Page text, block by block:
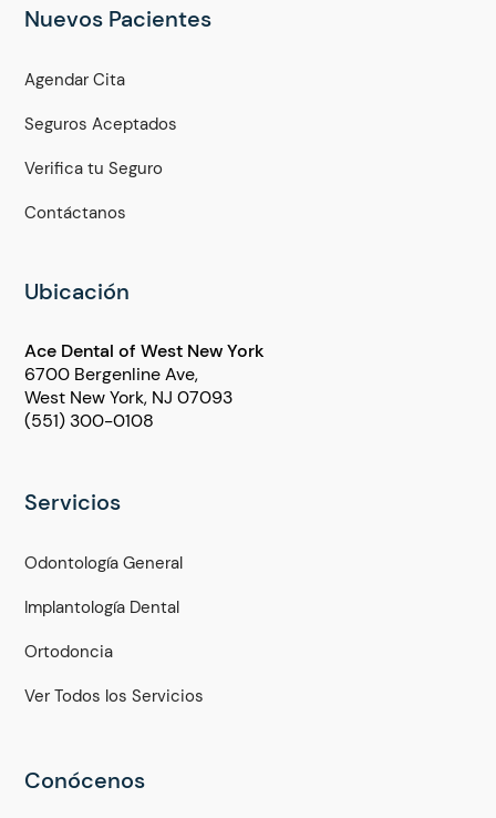
Ubicación
Ace Dental of West New York
6700 Bergenline Ave,
West New York, NJ 07093
(551) 300-0108
Conócenos
Nuevos Pacientes
Seguros Aceptados
Agendar Cita
Verifica tu Seguro
Contáctanos
Servicios
Odontología General
Ver Todos los Servicios
Implantología Dental
Ortodoncia